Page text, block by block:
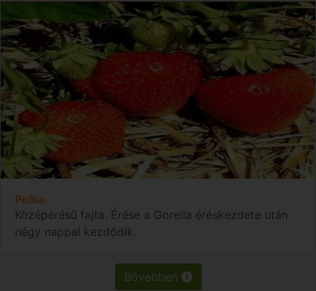
Polka
Középérésű fajta. Érése a Gorella éréskezdete után
négy nappal kezdődik.
Bővebben